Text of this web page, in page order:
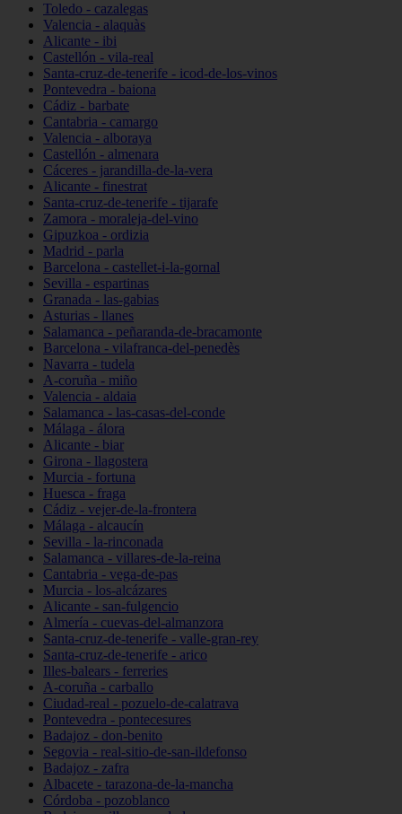
Toledo - cazalegas
Valencia - alaquàs
Alicante - ibi
Castellón - vila-real
Santa-cruz-de-tenerife - icod-de-los-vinos
Pontevedra - baiona
Cádiz - barbate
Cantabria - camargo
Valencia - alboraya
Castellón - almenara
Cáceres - jarandilla-de-la-vera
Alicante - finestrat
Santa-cruz-de-tenerife - tijarafe
Zamora - moraleja-del-vino
Gipuzkoa - ordizia
Madrid - parla
Barcelona - castellet-i-la-gornal
Sevilla - espartinas
Granada - las-gabias
Asturias - llanes
Salamanca - peñaranda-de-bracamonte
Barcelona - vilafranca-del-penedès
Navarra - tudela
A-coruña - miño
Valencia - aldaia
Salamanca - las-casas-del-conde
Málaga - álora
Alicante - biar
Girona - llagostera
Murcia - fortuna
Huesca - fraga
Cádiz - vejer-de-la-frontera
Málaga - alcaucín
Sevilla - la-rinconada
Salamanca - villares-de-la-reina
Cantabria - vega-de-pas
Murcia - los-alcázares
Alicante - san-fulgencio
Almería - cuevas-del-almanzora
Santa-cruz-de-tenerife - valle-gran-rey
Santa-cruz-de-tenerife - arico
Illes-balears - ferreries
A-coruña - carballo
Ciudad-real - pozuelo-de-calatrava
Pontevedra - pontecesures
Badajoz - don-benito
Segovia - real-sitio-de-san-ildefonso
Badajoz - zafra
Albacete - tarazona-de-la-mancha
Córdoba - pozoblanco